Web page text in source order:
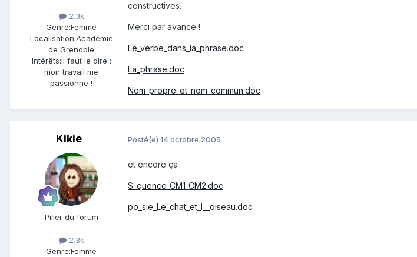
2.3k
Genre:Femme
Localisation:Académie
de Grenoble
Intérêts:Il faut le dire :
mon travail me
passionne !
constructives.
Merci par avance !
Le_verbe_dans_la_phrase.doc
La_phrase.doc
Nom_propre_et_nom_commun.doc
Kikie
Pilier du forum
2.3k
Genre:Femme
Posté(e) 14 octobre 2005
et encore ça :
S_quence_CM1_CM2.doc
po_sie_Le_chat_et_l__oiseau.doc